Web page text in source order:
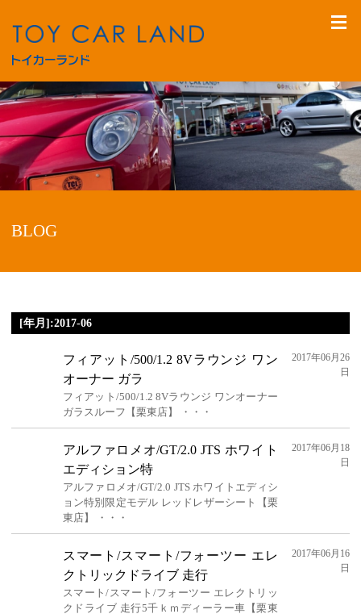
BLOG
[年月]:2017-06
フィアット/500/1.2 8Vラウンジ ワン
オーナー ガラ
フィアット/500/1.2 8Vラウンジ ワンオーナー
ガラスルーフ【栗東店】 ・・・
2017年06月26
日
アルファロメオ/GT/2.0 JTS ホワイト
エディション特
アルファロメオ/GT/2.0 JTS ホワイトエディシ
ョン特別限定モデル レッドレザーシート【栗
東店】 ・・・
2017年06月18
日
スマート/スマート/フォーツー エレ
クトリックドライブ 走行
スマート/スマート/フォーツー エレクトリッ
クドライブ 走行5千ｋｍディーラー車【栗東
2017年06月16
日